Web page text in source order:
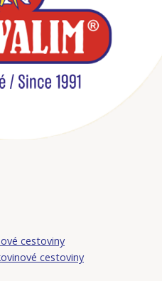
cestoviny
cestoviny